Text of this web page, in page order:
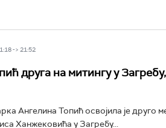
-> 21:52
друга на митингу у
Ангелина Топић освојила је друго
Ханжековића у Загребу...